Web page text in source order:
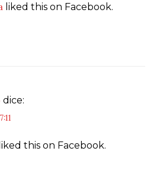
liked this on Facebook.
dice:
liked this on Facebook.